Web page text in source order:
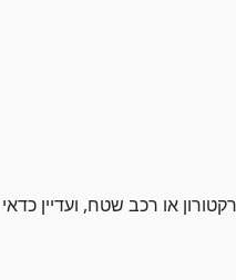
או רכב שטח, ועדיין כדאי